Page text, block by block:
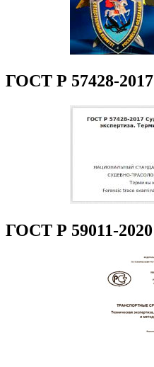
ГОСТ Р 57428-2017
ГОСТ Р 59011-2020